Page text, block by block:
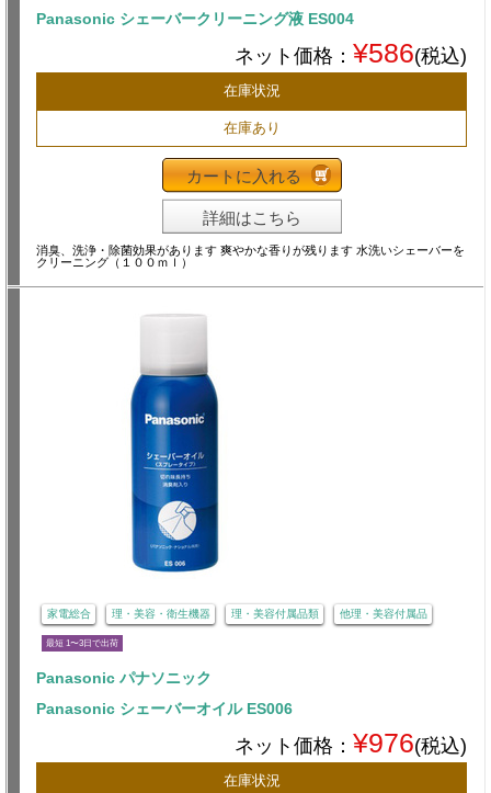
Panasonic シェーバークリーニング液 ES004
ネット価格： ¥586(税込)
在庫状況
在庫あり
カートに入れる
詳細はこちら
消臭、洗浄・除菌効果があります 爽やかな香りが残ります 水洗いシェーバーを
クリーニング（１００ｍｌ）
家電総合 理・美容・衛生機器 理・美容付属品類 他理・美容付属品
最短 1〜3日で出荷
Panasonic パナソニック
Panasonic シェーバーオイル ES006
ネット価格： ¥976(税込)
在庫状況